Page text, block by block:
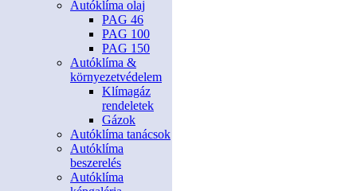
Autóklíma olaj
PAG 46
PAG 100
PAG 150
Autóklíma &
környezetvédelem
Klímagáz
rendeletek
Gázok
Autóklíma tanácsok
Autóklíma
beszerelés
Autóklíma